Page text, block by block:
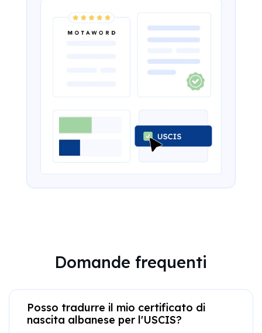
Domande frequenti
Posso tradurre il mio certificato di
nascita albanese per l'USCIS?